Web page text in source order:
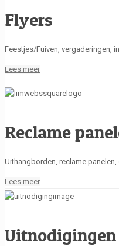
Flyers
Feestjes/Fuiven, vergaderingen,
Lees meer
Reclame
Uithangborden, reclame
Lees meer
Uitnodigingen